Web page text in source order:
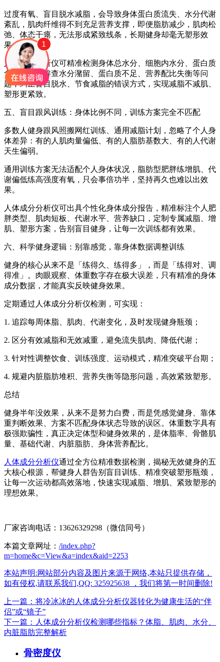
过度有氧、盲目脱水减脂，会导致身体蛋白质流失、水分代谢
紊乱，肌肉纤维得不到充足营养支撑，即便脂肪减少，肌肉松
弛、体态干瘪，无法形成紧致线条，长期健身却毫无塑形效
果。
人体成分分析仪可精准检测身体总水分、细胞内水分、蛋白质
含量，精准排查水分潴留、蛋白质不足、营养配比失衡等问
题，纠正盲目脱水、节食减脂的错误方式，实现减脂不减肌、
塑形更紧致。
五、盲目跟风训练：身体比例不同，训练方案完全不匹配
多数人健身跟风照搬网红训练、通用减脂计划，忽略了个人身
体差异：有的人肌肉量偏低、有的人脂肪基数大、有的人代谢
天生偏弱。
通用训练方案无法适配个人身体状况，脂肪型肥胖练增肌、代
谢偏低练高强度有氧，只会事倍功半，坚持再久也难以出效
果。
人体成分分析仪可出具个性化身体成分报告，精准标注个人肥
胖类型、肌肉短板、代谢水平、营养缺口，定制专属减脂、增
肌、塑形方案，告别盲目健身，让每一次训练都有效果。
六、科学健身逻辑：别靠感觉，靠身体数据调整训练
健身的核心从来不是「练得久、练得多」，而是「练得对、调
得准」。肉眼观察、体重数字存在极大误差，只有精准的身体
成分数据，才能真实反映健身效果。
定期通过人体成分分析仪检测，可实现：
1. 追踪每周体脂、肌肉、代谢变化，及时发现健身瓶颈；
2. 区分有效减脂和无效减重，避免流失肌肉、降低代谢；
3. 针对性调整饮食、训练强度、运动模式，精准突破平台期；
4. 规避内脏脂肪堆积、营养失衡等隐形问题，高效紧致塑形。
总结
健身半年没效果，从来不是努力白费，而是凭感觉健身、靠体
重判断效果、方案不匹配身体状态导致的误区。体重数字具有
极强欺骗性，真正决定体型和健身效果的，是体脂率、骨骼肌
量、基础代谢、内脏脂肪、身体营养配比。
人体成分分析仪通过全方位精准数据检测，揭秘无效健身的五
大核心根源，帮健身人群告别盲目训练、精准突破塑形瓶颈，
让每一次运动都高效落地，快速实现减脂、增肌、紧致塑形的
理想效果。
厂家咨询电话：13626329298（微信同号）
本篇文章网址： /index.php?
m=home&c=View&a=index&aid=2253
本站声明:网站部分内容及图片来源于网络,本站只提供存储，
如有侵权,请联系我们,QQ: 325925638 ，我们将第一时间删除!
上一篇：将冷冰冰的人体成分分析仪器转化为健康生活的“伴
侣”或“镜子”
下一篇：人体成分分析仪检测哪些指标？体脂、肌肉、水分、
内脏脂肪完整解析
骨密度仪
1